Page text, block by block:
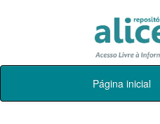
Skip
Página inicial